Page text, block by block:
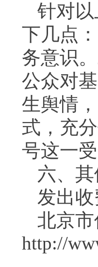
针对
下几点
务意识
公众对
生舆情
式，充
号这一
六、
发出
北京
http://